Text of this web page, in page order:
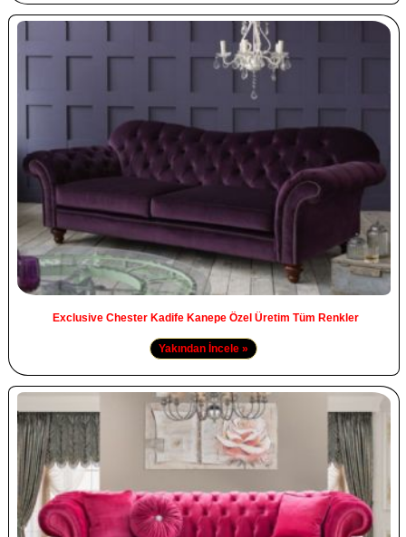
Exclusive Chester Kadife Kanepe Özel Üretim Tüm Renkler
Yakından İncele »